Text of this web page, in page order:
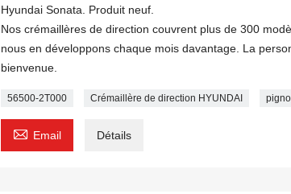
Hyundai Sonata. Produit neuf.
Nos crémaillères de direction couvrent plus de 300
nous en développons chaque mois davantage. La
bienvenue.
56500-2T000 Crémaillère de direction HYUNDAI
 Email Détails